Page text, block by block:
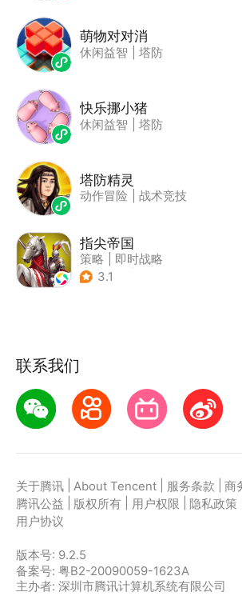
萌物对对消
休闲益智 塔防
快乐挪小猪
休闲益智 塔防
塔防精灵
动作冒险 战术竞技
指尖帝国
策略
即时战略
| 中世纪
3.1
联系我们
关于腾讯 About Tencent 服务条款 商
腾讯公益
版权所有 用户权限 隐私政策
用户协议
版本号: 9.2.5
备案号: 粤B2-20090059-1623A
主办者: 深圳市腾讯计算机系统有限公司